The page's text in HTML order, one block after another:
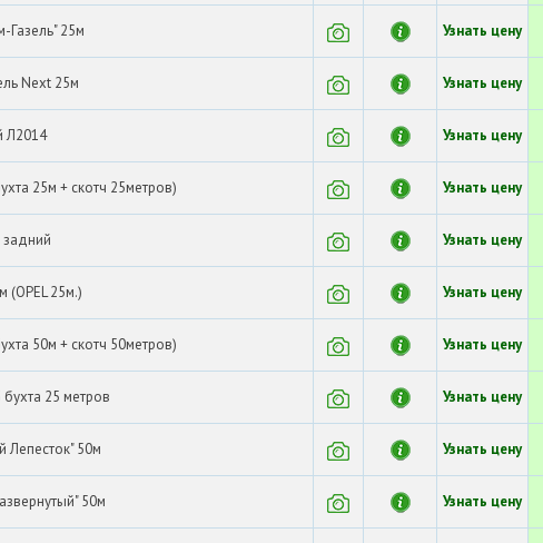
Газель" 25м Узнать цену
Next 25м Узнать цену
Л2014 Узнать цену
25м + скотч 25метров) Узнать цену
задний Узнать цену
(OPEL 25м.) Узнать цену
50м + скотч 50метров) Узнать цену
25 метров Узнать цену
Лепесток" 50м Узнать цену
50м Узнать цену